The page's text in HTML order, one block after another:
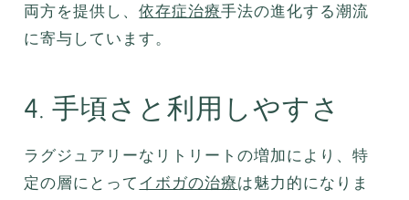
両方を提供し、依存症治療手法の進化する潮流
に寄与しています。
4. 手頃さと利用しやすさ
ラグジュアリーなリトリートの増加により、特
定の層にとって イボガの治療は魅力的になりま